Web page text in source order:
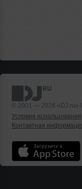
© 2001 — 2026
Условия использования
Контактная